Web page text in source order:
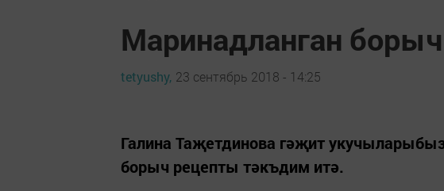
Маринадланган
tetyushy, 23 сентябрь 2018 - 14:25
Галина Таҗетдинова гәҗит
борыч рецепты тәкъдим итә.